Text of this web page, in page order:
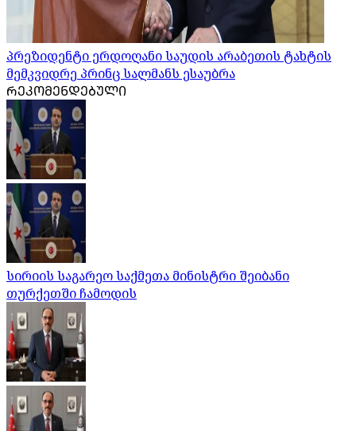
პრეზიდენტი ერდოღანი საუდის არაბეთის ტახტის
მემკვიდრე პრინც სალმანს ესაუბრა
ᲠᲔᲙᲝᲛᲔᲜᲓᲔᲑᲣᲚᲘ
სირიის საგარეო საქმეთა მინისტრი შეიბანი
თურქეთში ჩამოდის